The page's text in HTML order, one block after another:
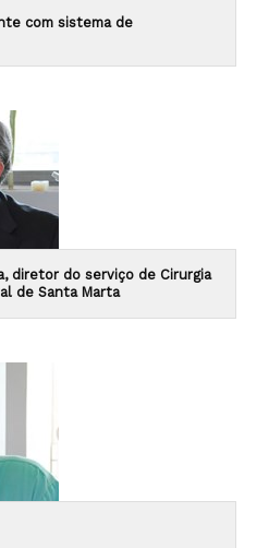
com sistema de
diretor do serviço de Cirurgia
de Santa Marta